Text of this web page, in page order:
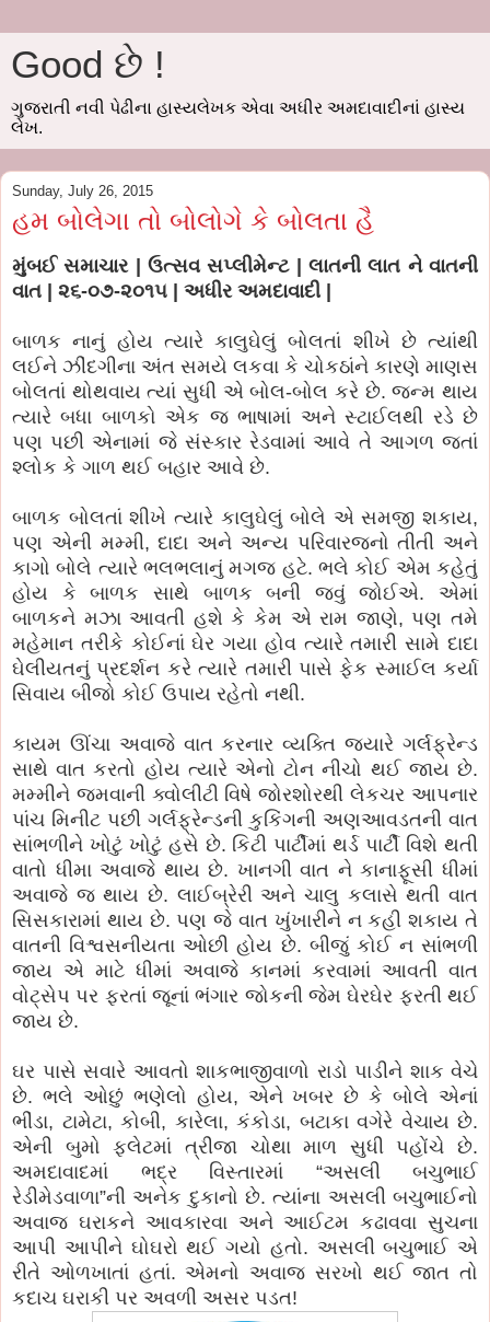
Good છે !
ગુજરાતી નવી પેઢીના હાસ્યલેખક એવા અધીર અમદાવાદીનાં હાસ્ય
લેખ.
Sunday, July 26, 2015
હમ બોલેગા તો બોલોગે કે બોલતા હૈ
મુંબઈ સમાચાર | ઉત્સવ સપ્લીમેન્ટ | લાતની લાત ને વાતની
વાત | ૨૬-૦૭-૨૦૧૫ | અધીર અમદાવાદી |
બાળક નાનું હોય ત્યારે કાલુઘેલું બોલતાં શીખે છે ત્યાંથી
લઈને ઝીંદગીના અંત સમયે લકવા કે ચોકઠાંને કારણે માણસ
બોલતાં થોથવાય ત્યાં સુધી એ બોલ-બોલ કરે છે. જન્મ થાય
ત્યારે બધા બાળકો એક જ ભાષામાં અને સ્ટાઈલથી રડે છે
પણ પછી એનામાં જે સંસ્કાર રેડવામાં આવે તે આગળ જતાં
શ્લોક કે ગાળ થઈ બહાર આવે છે.
બાળક બોલતાં શીખે ત્યારે કાલુઘેલું બોલે એ સમજી શકાય,
પણ એની મમ્મી, દાદા અને અન્ય પરિવારજનો તીતી અને
કાગો બોલે ત્યારે ભલભલાનું મગજ હટે. ભલે કોઈ એમ કહેતું
હોય કે બાળક સાથે બાળક બની જવું જોઈએ. એમાં
બાળકને મઝા આવતી હશે કે કેમ એ રામ જાણે, પણ તમે
મહેમાન તરીકે કોઈનાં ઘેર ગયા હોવ ત્યારે તમારી સામે દાદા
ઘેલીયતનું પ્રદર્શન કરે ત્યારે તમારી પાસે ફેક સ્માઈલ કર્યા
સિવાય બીજો કોઈ ઉપાય રહેતો નથી.
કાયમ ઊંચા અવાજે વાત કરનાર વ્યક્તિ જયારે ગર્લફ્રેન્ડ
સાથે વાત કરતો હોય ત્યારે એનો ટોન નીચો થઈ જાય છે.
મમ્મીને જમવાની ક્વોલીટી વિષે જોરશોરથી લેકચર આપનાર
પાંચ મિનીટ પછી ગર્લફ્રેન્ડની કુકિંગની અણઆવડતની વાત
સાંભળીને ખોટું ખોટું હસે છે. કિટી પાર્ટીમાં થર્ડ પાર્ટી વિશે થતી
વાતો ધીમા અવાજે થાય છે. ખાનગી વાત ને કાનાફૂસી ધીમાં
અવાજે જ થાય છે. લાઈબ્રેરી અને ચાલુ કલાસે થતી વાત
સિસકારામાં થાય છે. પણ જે વાત ખુંખારીને ન કહી શકાય તે
વાતની વિશ્વસનીયતા ઓછી હોય છે. બીજું કોઈ ન સાંભળી
જાય એ માટે ધીમાં અવાજે કાનમાં કરવામાં આવતી વાત
વોટ્સેપ પર ફરતાં જૂનાં ભંગાર જોકની જેમ ઘેરઘેર ફરતી થઈ
જાય છે.
ઘર પાસે સવારે આવતો શાકભાજીવાળો રાડો પાડીને શાક વેચે
છે. ભલે ઓછું ભણેલો હોય, એને ખબર છે કે બોલે એનાં
ભીંડા, ટામેટા, કોબી, કારેલા, કંકોડા, બટાકા વગેરે વેચાય છે.
એની બુમો ફ્લેટમાં ત્રીજા ચોથા માળ સુધી પહોંચે છે.
અમદાવાદમાં ભદ્ર વિસ્તારમાં “અસલી બચુભાઈ
રેડીમેડવાળા”ની અનેક દુકાનો છે. ત્યાંના અસલી બચુભાઈનો
અવાજ ઘરાકને આવકારવા અને આઈટમ કઢાવવા સુચના
આપી આપીને ઘોઘરો થઈ ગયો હતો. અસલી બચુભાઈ એ
રીતે ઓળખાતાં હતાં. એમનો અવાજ સરખો થઈ જાત તો
કદાચ ઘરાકી પર અવળી અસર પડત!